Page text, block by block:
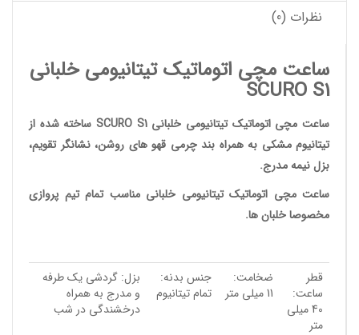
نظرات (0)
ساعت مچی اتوماتیک تیتانیومی خلبانی
SCURO S1
ساعت مچی اتوماتیک تیتانیومی
خلبانی SCURO S1 ساخته شده از
تیتانیوم مشکی به همراه بند چرمی قهو های روشن، نشانگر تقویم،
بزل نیمه مدرج.
ساعت مچی اتوماتیک تیتانیومی خلبانی مناسب تمام تیم پروازی
مخصوصا خلبان ها.
قطر
ساعت:
40 میلی
متر
ضخامت:
11 میلی متر
جنس بدنه:
تمام تیتانیوم
بزل: گردشی یک طرفه
و مدرج به همراه
درخشندگی در شب